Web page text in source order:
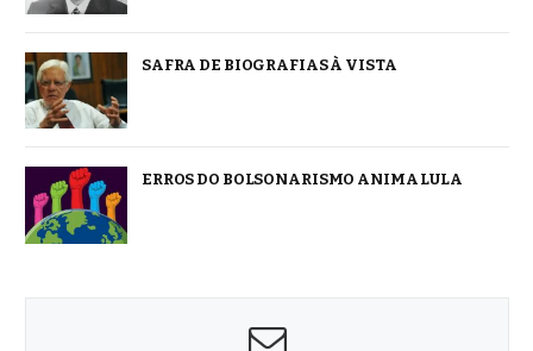
SAFRA DE BIOGRAFIAS À VISTA
ERROS DO BOLSONARISMO ANIMA LULA